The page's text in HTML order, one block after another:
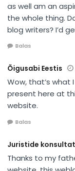
as well am an
the whole thing.
blog writers? I’d
Balas
Õigusabi Eestis
Wow, that’s what
present here at
website.
Balas
Juristide
Thanks to my